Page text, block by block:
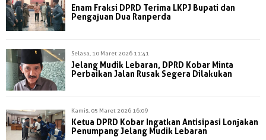
Enam Fraksi DPRD Terima LKPJ Bupati dan
Pengajuan Dua Ranperda
Selasa, 10 Maret 2026 11:41
Jelang Mudik Lebaran, DPRD Kobar Minta
Perbaikan Jalan Rusak Segera Dilakukan
Kamis, 05 Maret 2026 16:09
Ketua DPRD Kobar Ingatkan Antisipasi Lonjakan
Penumpang Jelang Mudik Lebaran